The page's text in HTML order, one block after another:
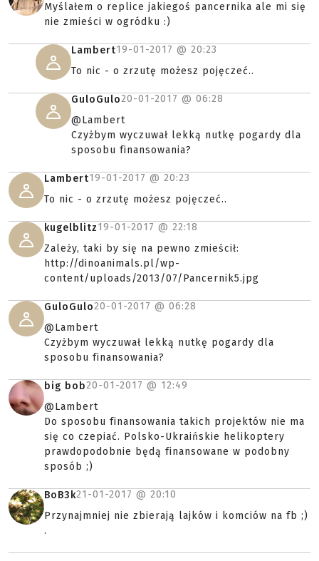
Myślałem o replice jakiegoś pancernika ale mi się
nie zmieści w ogródku :)
Lambert19-01-2017 @ 20:23
To nic - o zrzutę możesz pojęczeć..
GuloGulo20-01-2017 @ 06:28
@Lambert
Czyżbym wyczuwał lekką nutkę pogardy dla
sposobu finansowania?
Lambert19-01-2017 @ 20:23
To nic - o zrzutę możesz pojęczeć..
kugelblitz19-01-2017 @ 22:18
Zależy, taki by się na pewno zmieścił:
http://dinoanimals.pl/wp-
content/uploads/2013/07/Pancernik5.jpg
GuloGulo20-01-2017 @ 06:28
@Lambert
Czyżbym wyczuwał lekką nutkę pogardy dla
sposobu finansowania?
big bob20-01-2017 @ 12:49
@Lambert
Do sposobu finansowania takich projektów nie ma
się co czepiać. Polsko-Ukraińskie helikoptery
prawdopodobnie będą finansowane w podobny
sposób ;)
BoB3k21-01-2017 @ 20:10
Przynajmniej nie zbierają lajków i komciów na fb ;)
.